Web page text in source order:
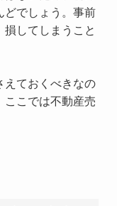
どでしょう。事前
してしまうこと
えておくべきなの
ここでは不動産売